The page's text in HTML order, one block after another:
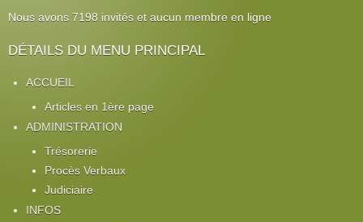
Nous avons 7198 invités et aucun membre en ligne
DÉTAILS DU MENU PRINCIPAL
ACCUEIL
Articles en 1ère page
ADMINISTRATION
Trésorerie
Procès Verbaux
Judiciaire
INFOS